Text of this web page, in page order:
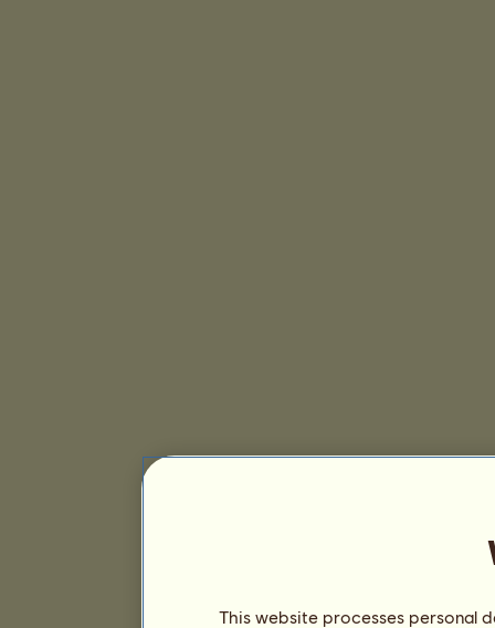
This website processes personal